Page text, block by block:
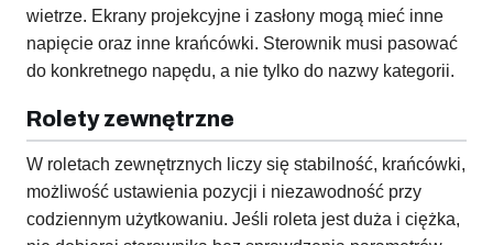
wietrze. Ekrany projekcyjne i zasłony mogą mieć inne
napięcie oraz inne krańcówki. Sterownik musi pasować
do konkretnego napędu, a nie tylko do nazwy kategorii.
Rolety zewnętrzne
W roletach zewnętrznych liczy się stabilność, krańcówki,
możliwość ustawienia pozycji i niezawodność przy
codziennym użytkowaniu. Jeśli roleta jest duża i ciężka,